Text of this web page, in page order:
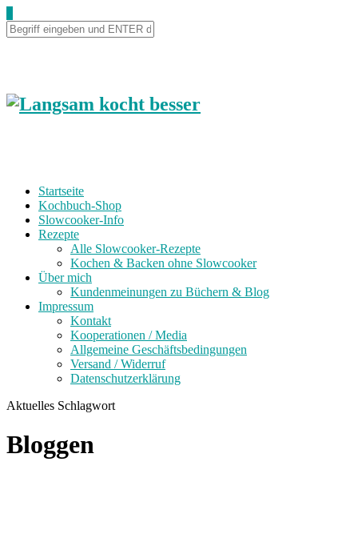
Startseite
Kochbuch-Shop
Slowcooker-Info
Rezepte
Alle Slowcooker-Rezepte
Kochen & Backen ohne Slowcooker
Über mich
Kundenmeinungen zu Büchern & Blog
Impressum
Kontakt
Kooperationen / Media
Allgemeine Geschäftsbedingungen
Versand / Widerruf
Datenschutzerklärung
Aktuelles Schlagwort
Bloggen